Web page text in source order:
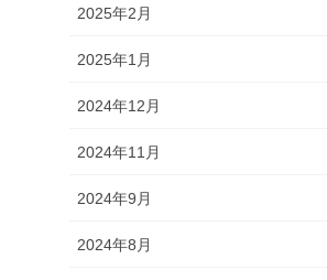
2025年2月
2025年1月
2024年12月
2024年11月
2024年9月
2024年8月